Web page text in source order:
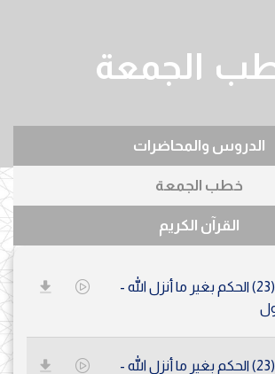
الجمعة
الدروس والمحاضرات
خطب الجمعة
القرآن الكريم
الشعبة (23) الحكم بغير ما أنزل الله -
الشعبة (23) الحكم بغير ما أنزل الله -